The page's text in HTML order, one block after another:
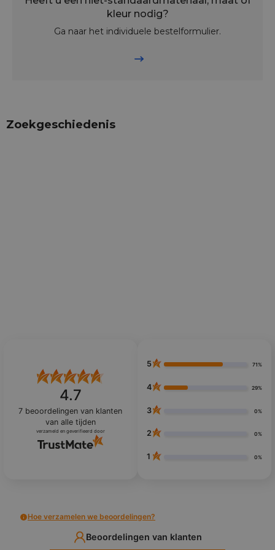
kleur nodig?
Ga naar het individuele bestelformulier.
Zoekgeschiedenis
4.7
7 beoordelingen van klanten
van alle tijden
verzameld en geverifieerd door
5 71%
4 29%
3 0%
2 0%
1 0%
Hoe verzamelen we beoordelingen?
Beoordelingen van klanten